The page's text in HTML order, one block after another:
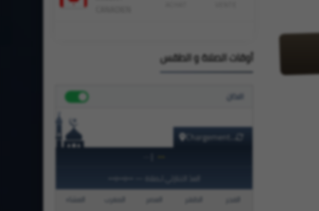
أوقات الصلاة و الطقس
الاذان
Chargement...
العدّ التنازلي لـصلاة
الفجر الظهر العصر المغرب العشاء